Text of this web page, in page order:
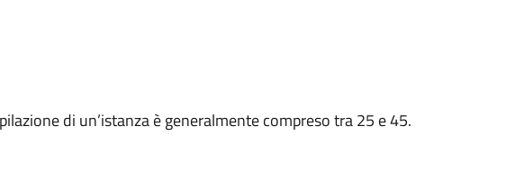
di un’istanza è generalmente compreso tra 25 e 45.